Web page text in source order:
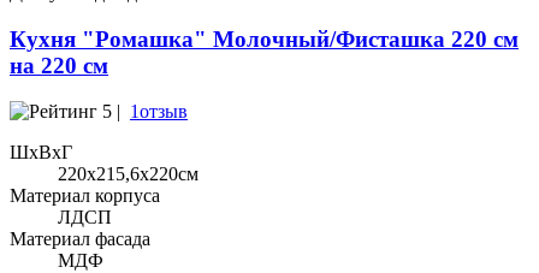
Кухня "Ромашка" Молочный/Фисташка 220 см
на 220 см
5 | 1отзыв
ШхВхГ
220x215,6х220см
Материал корпуса
ЛДСП
Материал фасада
МДФ